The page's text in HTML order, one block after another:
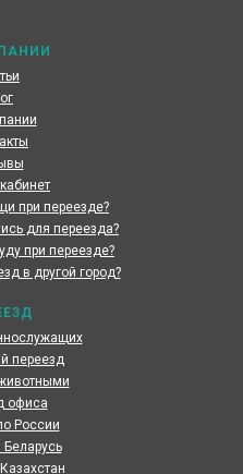
при переезде?
для переезда?
при переезде?
в другой город?
переезд
офиса
России
Беларусь